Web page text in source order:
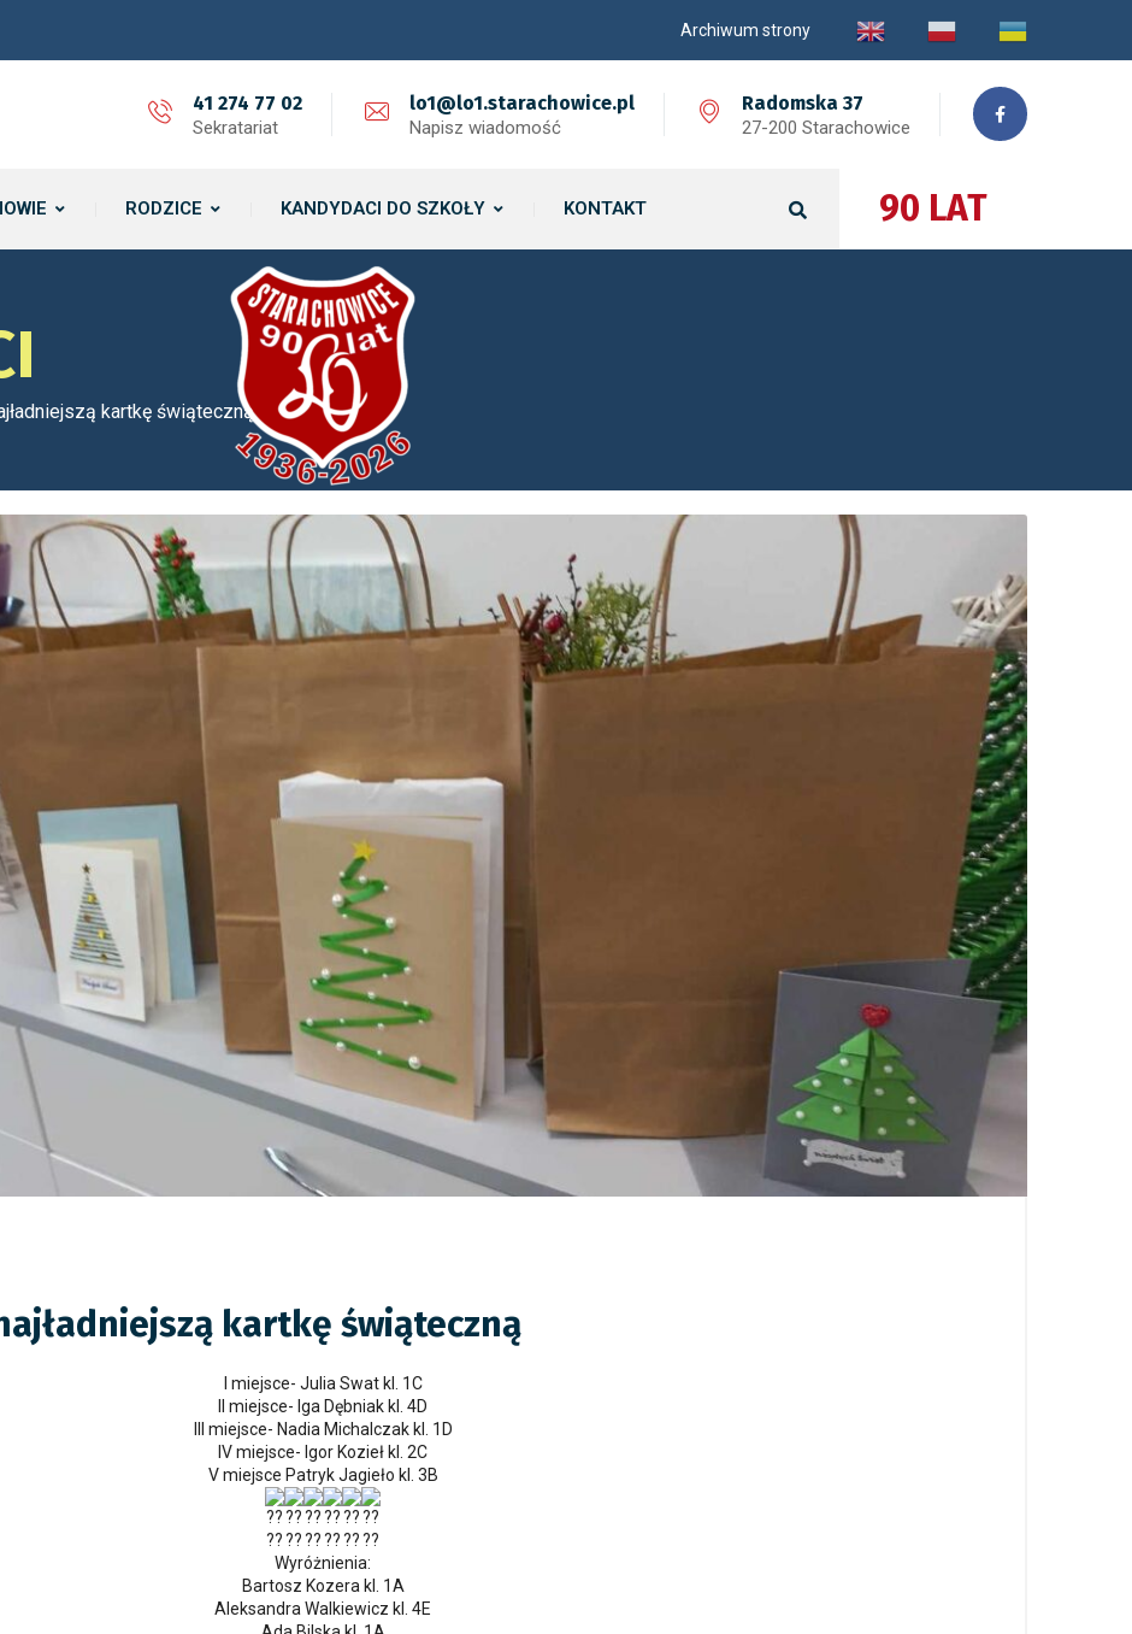
Archiwum strony
41 274 77 02
Sekratariat
lo1@lo1.starachowice.pl
Napisz wiadomość
Radomska 37
27-200 Starachowice
90 LAT
RODZICE KANDYDACI DO SZKOŁY KONTAKT
kartkę świąteczną
kartkę świąteczną
I miejsce- Julia Swat kl. 1C
II miejsce- Iga Dębniak kl. 4D
III miejsce- Nadia Michalczak kl. 1D
IV miejsce- Igor Kozieł kl. 2C
V miejsce Patryk Jagieło kl. 3B
Wyróżnienia:
Bartosz Kozera kl. 1A
Aleksandra Walkiewicz kl. 4E